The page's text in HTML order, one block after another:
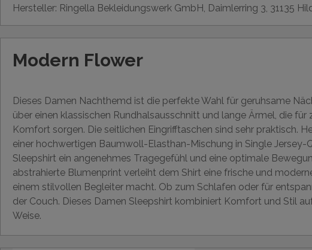
Hersteller: Ringella Bekleidungswerk GmbH, Daimlerring 3, 31135
Modern Flower
Dieses Damen Nachthemd ist die perfekte Wahl für geruhsame
über einen klassischen Rundhalsausschnitt und lange Ärmel, die für
Komfort sorgen. Die seitlichen Eingrifftaschen sind sehr praktisch.
einer hochwertigen Baumwoll-Elasthan-Mischung in Single Jersey-
Sleepshirt ein angenehmes Tragegefühl und eine optimale
abstrahierte Blumenprint verleiht dem Shirt eine frische und
einem stilvollen Begleiter macht. Ob zum Schlafen oder für
der Couch. Dieses Damen Sleepshirt kombiniert Komfort und Stil
Weise.